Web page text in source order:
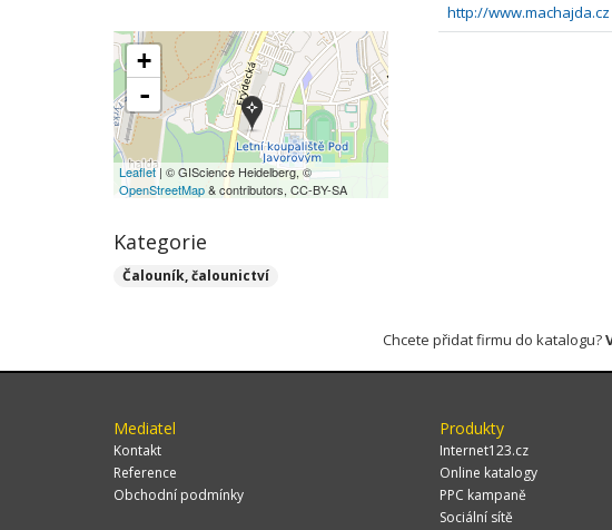
http://www.machajda.cz
+
-
Leaflet| © GIScience Heidelberg, ©
OpenStreetMap& contributors, CC-BY-SA
Kategorie
Čalouník, čalounictví
Chcete přidat firmu do katalogu?
Mediatel
Kontakt
Reference
Obchodní podmínky
Produkty
Internet123.cz
Online katalogy
PPC kampaně
Sociální sítě